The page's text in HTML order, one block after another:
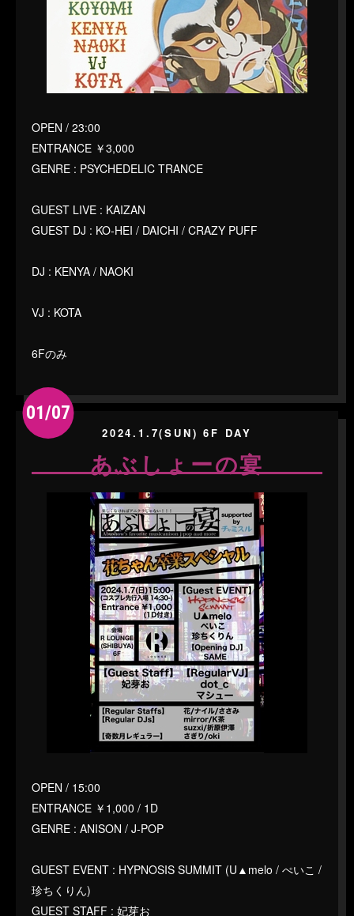
OPEN / 23:00
ENTRANCE ￥3,000
GENRE : PSYCHEDELIC TRANCE
GUEST LIVE : KAIZAN
GUEST DJ : KO-HEI / DAICHI / CRAZY PUFF
DJ : KENYA / NAOKI
VJ : KOTA
6Fのみ
01/07
2024.1.7(SUN) 6F DAY
あぶしょーの宴
OPEN / 15:00
ENTRANCE ￥1,000 / 1D
GENRE : ANISON / J-POP
GUEST EVENT : HYPNOSIS SUMMIT (U▲melo / ぺいこ /
珍ちくりん)
GUEST STAFF : 妃芽お